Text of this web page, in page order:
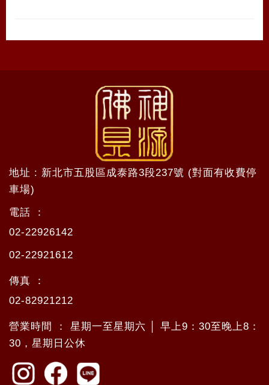
地址 : 新北市五股區成泰路3段237號 (對面有收費停
車場)
電話 ：
02-22926142
02-22921612
傳真 ：
02-82921212
營業時間 ： 星期一至星期六 │ 早上9：30至晚上8：
30，星期日公休